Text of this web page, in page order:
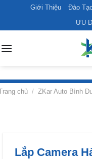
content
Giới Thiệu Đào
ƯU
chủ / ZKar Auto Bình
Lắp Camera